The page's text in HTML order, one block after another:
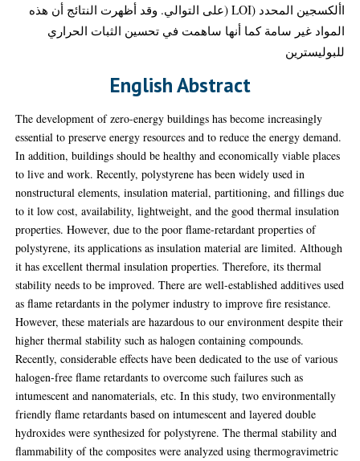
األكسجين المحدد (LOI (على التوالي. وقد أظهرت النتائج أن هذه
المواد غير سامة كما أنها ساهمت في تحسين الثبات الحراري
للبوليسترين
English Abstract
The development of zero-energy buildings has become increasingly
essential to preserve energy resources and to reduce the energy demand.
In addition, buildings should be healthy and economically viable places
to live and work. Recently, polystyrene has been widely used in
nonstructural elements, insulation material, partitioning, and fillings due
to it low cost, availability, lightweight, and the good thermal insulation
properties. However, due to the poor flame-retardant properties of
polystyrene, its applications as insulation material are limited. Although
it has excellent thermal insulation properties. Therefore, its thermal
stability needs to be improved. There are well-established additives used
as flame retardants in the polymer industry to improve fire resistance.
However, these materials are hazardous to our environment despite their
higher thermal stability such as halogen containing compounds.
Recently, considerable effects have been dedicated to the use of various
halogen-free flame retardants to overcome such failures such as
intumescent and nanomaterials, etc. In this study, two environmentally
friendly flame retardants based on intumescent and layered double
hydroxides were synthesized for polystyrene. The thermal stability and
flammability of the composites were analyzed using thermogravimetric